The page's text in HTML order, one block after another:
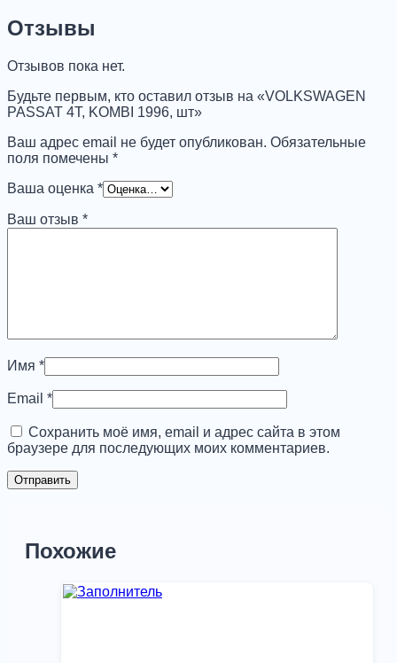
4T,
KOMBI
шт
Отзывы
Отзывов пока нет.
Будьте первым, кто оставил отзыв на «VOLKSWAGEN
PASSAT 4T, KOMBI 1996, шт»
Ваш адрес email не будет опубликован. Обязательные
поля помечены *
Ваша оценка *
Ваш отзыв *
Имя *
Email *
Сохранить моё имя, email и адрес сайта в этом
браузере для последующих моих комментариев.
Похожие